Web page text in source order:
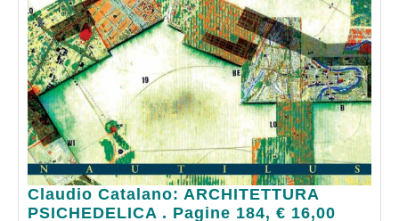
Claudio Catalano: ARCHITETTURA
PSICHEDELICA . Pagine 184, € 16,00
Claudio
Catalano: